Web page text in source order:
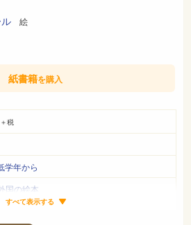
絵
税
学年から
国の絵本
すべて表示する
紙書籍を購入